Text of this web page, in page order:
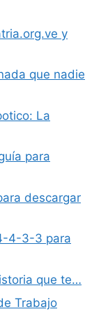
y
que nadie
La
para
descargar
4-3-3 para
que te…
Trabajo